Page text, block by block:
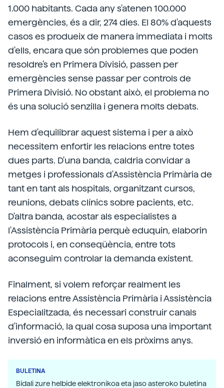
1.000 habitants. Cada any s'atenen 100.000
emergències, és a dir, 274 dies. El 80% d'aquests
casos es produeix de manera immediata i molts
d'ells, encara que són problemes que poden
resoldre's en Primera Divisió, passen per
emergències sense passar per controls de
Primera Divisió. No obstant això, el problema no
és una solució senzilla i genera molts debats.
Hem d'equilibrar aquest sistema i per a això
necessitem enfortir les relacions entre totes
dues parts. D'una banda, caldria convidar a
metges i professionals d'Assistència Primària de
tant en tant als hospitals, organitzant cursos,
reunions, debats clínics sobre pacients, etc.
D'altra banda, acostar als especialistes a
l'Assistència Primària perquè eduquin, elaborin
protocols i, en conseqüència, entre tots
aconseguim controlar la demanda existent.
Finalment, si volem reforçar realment les
relacions entre Assistència Primària i Assistència
Especialitzada, és necessari construir canals
d'informació, la qual cosa suposa una important
inversió en informàtica en els pròxims anys.
BULETINA
Bidali zure helbide elektronikoa eta jaso asteroko buletina